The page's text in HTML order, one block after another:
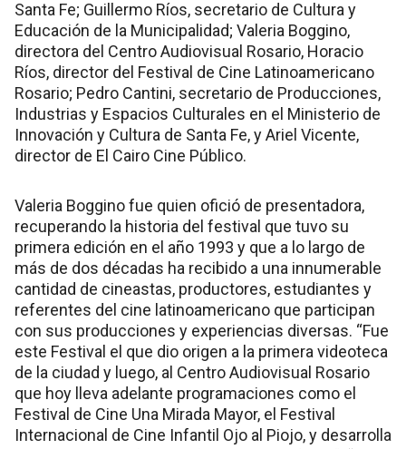
Santa Fe; Guillermo Ríos, secretario de Cultura y
Educación de la Municipalidad; Valeria Boggino,
directora del Centro Audiovisual Rosario, Horacio
Ríos, director del Festival de Cine Latinoamericano
Rosario; Pedro Cantini, secretario de Producciones,
Industrias y Espacios Culturales en el Ministerio de
Innovación y Cultura de Santa Fe, y Ariel Vicente,
director de El Cairo Cine Público.
Valeria Boggino fue quien ofició de presentadora,
recuperando la historia del festival que tuvo su
primera edición en el año 1993 y que a lo largo de
más de dos décadas ha recibido a una innumerable
cantidad de cineastas, productores, estudiantes y
referentes del cine latinoamericano que participan
con sus producciones y experiencias diversas. “Fue
este Festival el que dio origen a la primera videoteca
de la ciudad y luego, al Centro Audiovisual Rosario
que hoy lleva adelante programaciones como el
Festival de Cine Una Mirada Mayor, el Festival
Internacional de Cine Infantil Ojo al Piojo, y desarrolla